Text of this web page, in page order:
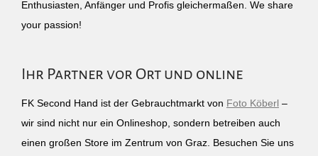
Enthusiasten, Anfänger und Profis gleichermaßen. We share
your passion!
Ihr Partner vor Ort und online
FK Second Hand ist der Gebrauchtmarkt von Foto Köberl –
wir sind nicht nur ein Onlineshop, sondern betreiben auch
einen großen Store im Zentrum von Graz. Besuchen Sie uns